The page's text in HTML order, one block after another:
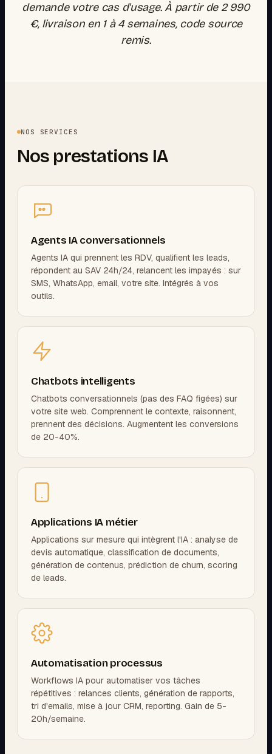
demande votre cas d'usage. À partir de 2 990
€, livraison en 1 à 4 semaines, code source
remis.
NOS SERVICES
Nos prestations IA
Agents IA conversationnels
Agents IA qui prennent les RDV, qualifient les leads,
répondent au SAV 24h/24, relancent les impayés : sur
SMS, WhatsApp, email, votre site. Intégrés à vos
outils.
Chatbots intelligents
Chatbots conversationnels (pas des FAQ figées) sur
votre site web. Comprennent le contexte, raisonnent,
prennent des décisions. Augmentent les conversions
de 20-40%.
Applications IA métier
Applications sur mesure qui intègrent l'IA : analyse de
devis automatique, classification de documents,
génération de contenus, prédiction de churn, scoring
de leads.
Automatisation processus
Workflows IA pour automatiser vos tâches
répétitives : relances clients, génération de rapports,
tri d'emails, mise à jour CRM, reporting. Gain de 5-
20h/semaine.